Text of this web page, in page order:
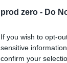
prod zero - Do
If you wish to opt-
sensitive
confirm your